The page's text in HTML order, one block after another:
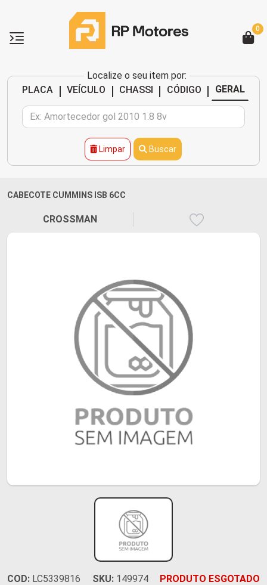
Localize o seu item por:
PLACA
| VEÍCULO | CHASSI | CÓDIGO | GERAL
Limpar Buscar
0
CABECOTE CUMMINS ISB 6CC
CROSSMAN
COD: LC5339816 SKU: 149974 PRODUTO ESGOTADO